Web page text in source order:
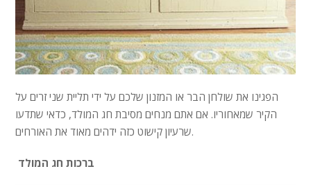
הפגינו את שולחן הבר או המזנון שלכם על ידי תליית שני זרים על
הקיר שמאחוריו. אם אתם מנחים מסיבת חג המולד, כדאי שתדעו
שרעיון קישוט כזה ידהים מאוד את האורחים.
ברכות חג המולד